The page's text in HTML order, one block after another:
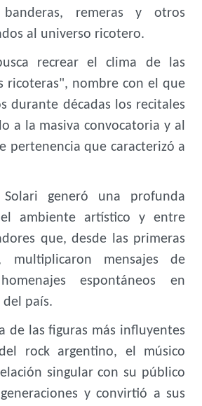
banderas, remeras y otros
al universo ricotero.
recrear el clima de las
ricoteras", nombre con el que
durante décadas los recitales
a la masiva convocatoria y al
pertenencia que caracterizó a
generó una profunda
ambiente artístico y entre
que, desde las primeras
mensajes de
espontáneos en
país.
de las figuras más influyentes
rock argentino, el músico
singular con su público
y convirtió a sus